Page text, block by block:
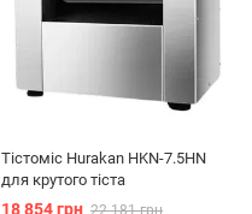
Тістоміс Hurakan HKN-7.5HN
для кpутого тіста
18 854 грн 22 181 грн